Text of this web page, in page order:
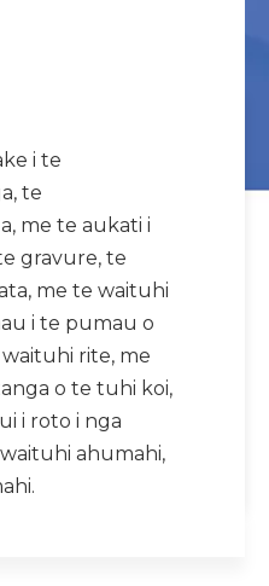
i te
te
me te aukati i
gravure, te
me te waituhi
i te pumau o
rite, me
o te tuhi koi,
i roto i nga
ahumahi,